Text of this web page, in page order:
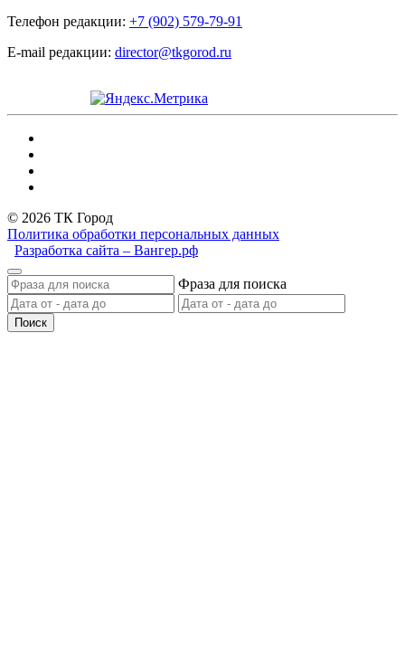
Телефон редакции: +7 (902) 579-79-91
E-mail редакции: director@tkgorod.ru
© 2026 ТК Город
Политика обработки персональных данных
Разработка сайта – Вангер.рф
Фраза для поиска
Поиск